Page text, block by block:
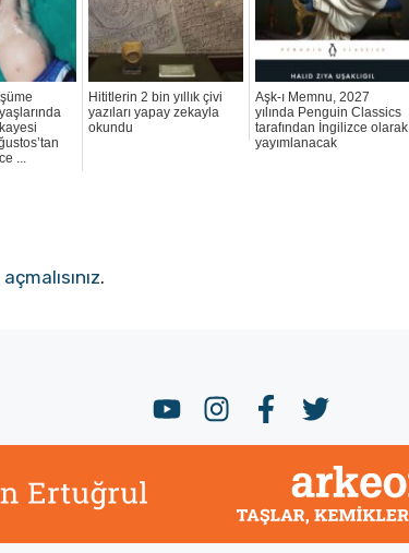
...
Hititlerin 2 bin yıllık çivi
yazıları yapay zekayla
okundu
Aşk-ı Memnu, 2027
yılında Penguin Classics
tarafından İngilizce olarak
yayımlanacak
.